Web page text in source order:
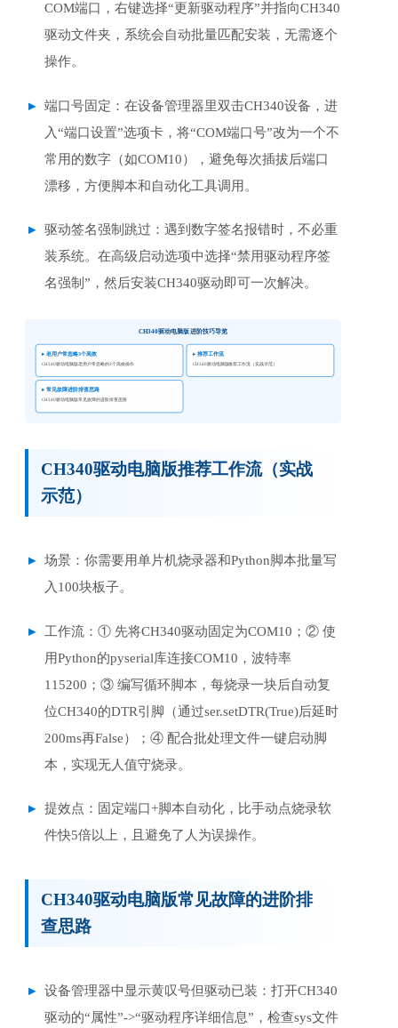
COM端口，右键选择“更新驱动程序”并指向CH340
驱动文件夹，系统会自动批量匹配安装，无需逐个
操作。
端口号固定：在设备管理器里双击CH340设备，进
入“端口设置”选项卡，将“COM端口号”改为一个不
常用的数字（如COM10），避免每次插拔后端口
漂移，方便脚本和自动化工具调用。
驱动签名强制跳过：遇到数字签名报错时，不必重
装系统。在高级启动选项中选择“禁用驱动程序签
名强制”，然后安装CH340驱动即可一次解决。
CH340驱动电脑版 进阶技巧导览
▸ 老用户常忽略3个高效
CH340驱动电脑版老用户常忽略的3个高效操作
▸ 推荐工作流
CH340驱动电脑版推荐工作流（实战示范）
▸ 常见故障进阶排查思路
CH340驱动电脑版常见故障的进阶排查思路
CH340驱动电脑版推荐工作流（实战
示范）
场景：你需要用单片机烧录器和Python脚本批量写
入100块板子。
工作流：① 先将CH340驱动固定为COM10；② 使
用Python的pyserial库连接COM10，波特率
115200；③ 编写循环脚本，每烧录一块后自动复
位CH340的DTR引脚（通过ser.setDTR(True)后延时
200ms再False）；④ 配合批处理文件一键启动脚
本，实现无人值守烧录。
提效点：固定端口+脚本自动化，比手动点烧录软
件快5倍以上，且避免了人为误操作。
CH340驱动电脑版常见故障的进阶排
查思路
设备管理器中显示黄叹号但驱动已装：打开CH340
驱动的“属性”->“驱动程序详细信息”，检查sys文件